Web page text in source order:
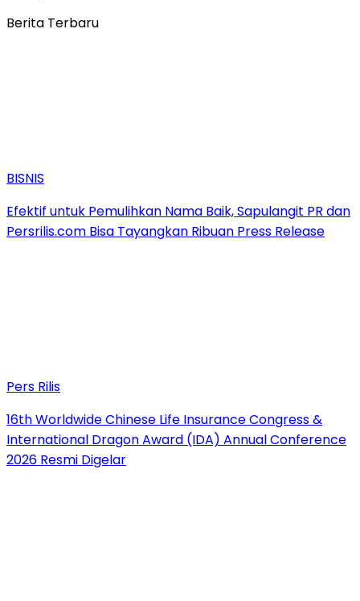
Berita Terbaru
BISNIS
Efektif untuk Pemulihkan Nama Baik, Sapulangit PR dan
Persrilis.com Bisa Tayangkan Ribuan Press Release
Pers Rilis
16th Worldwide Chinese Life Insurance Congress &
International Dragon Award (IDA) Annual Conference
2026 Resmi Digelar